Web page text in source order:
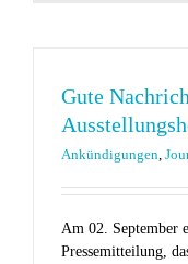
Gute
Ankündigungen,
Am 02. September
Pressemitteilung,